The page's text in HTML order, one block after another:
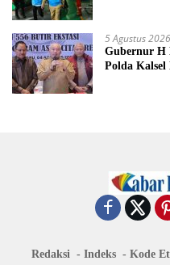
5 Agustus 2026
Gubernur H
Polda
Redaksi Indeks Kode